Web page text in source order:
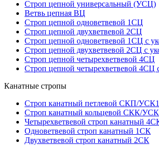
Строп цепной универсальный (УСЦ)
Ветвь цепная ВЦ
Строп цепной одноветвевой 1СЦ
Строп цепной двухветвевой 2СЦ
Строп цепной одноветвевой 1СЦ с
Строп цепной двухветвевой 2СЦ с
Строп цепной четырехветвевой 4СЦ
Строп цепной четырехветвевой 4СЦ
Канатные стропы
Строп канатный петлевой СКП/УСК1
Строп канатный кольцевой СКК/
Четырехветвевой строп канатный
Одноветвевой строп канатный 1СК
Двухветвевой строп канатный 2СК